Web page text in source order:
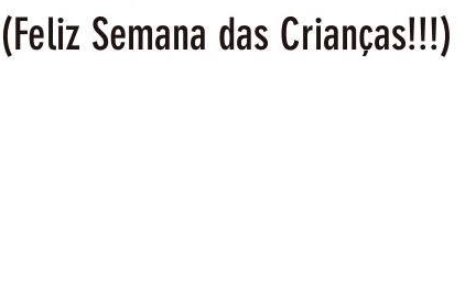
(Feliz Semana das Crianças!!!)